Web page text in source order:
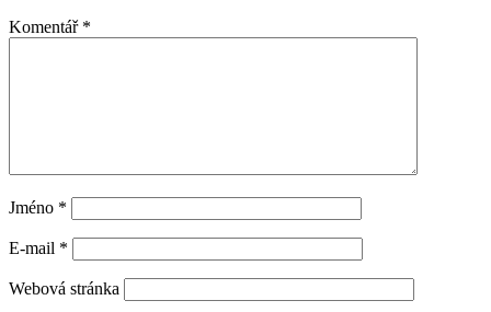
Komentář *
Jméno *
E-mail *
Webová stránka